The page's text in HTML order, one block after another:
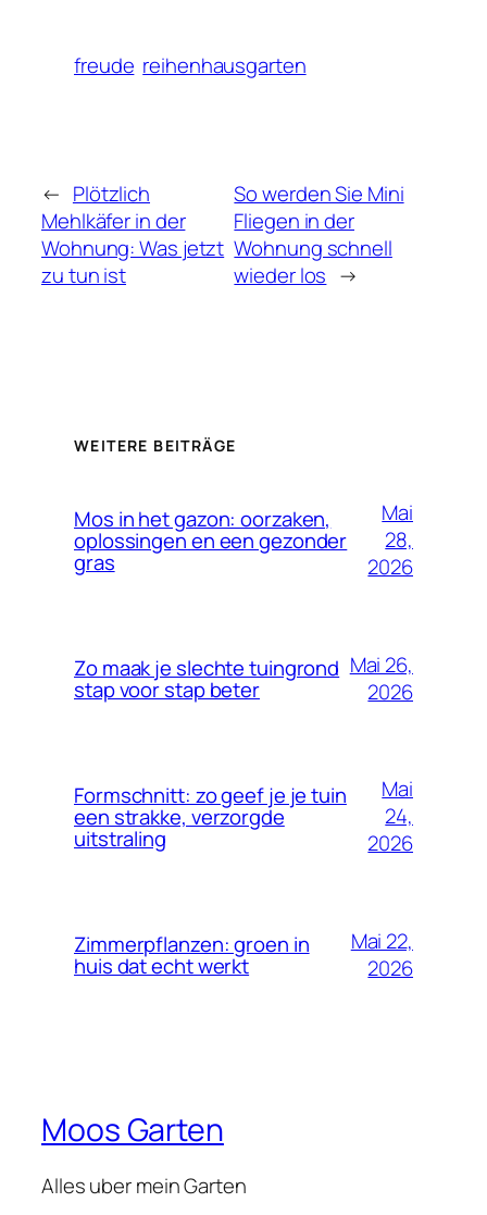
freude reihenhausgarten
← Plötzlich
Mehlkäfer in der
Wohnung: Was jetzt
zu tun ist
So werden Sie Mini
Fliegen in der
Wohnung schnell
wieder los →
WEITERE BEITRÄGE
Mos in het gazon: oorzaken,
oplossingen en een gezonder
gras
Mai
28,
2026
Zo maak je slechte tuingrond
stap voor stap beter
Mai 26,
2026
Formschnitt: zo geef je je tuin
een strakke, verzorgde
uitstraling
Mai
24,
2026
Zimmerpflanzen: groen in
huis dat echt werkt
Mai 22,
2026
Moos Garten
Alles uber mein Garten